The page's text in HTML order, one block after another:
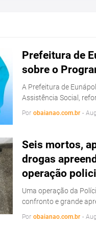
Prefeitura de
sobre o
A Prefeitura de
Assistência Social,
Por obaianao.com.br -
Seis mortos,
drogas
operação
Uma operação da
confronto e grande
Por obaianao.com.br -